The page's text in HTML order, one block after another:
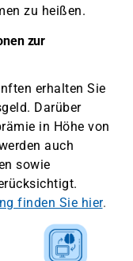
zu heißen.
zur
erhalten Sie
Darüber
in Höhe von
auch
sowie
finden Sie hier.